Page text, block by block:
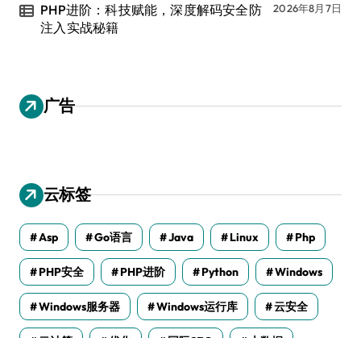
PHP进阶：科技赋能，深度解码安全防
注入实战秘籍
2026年8月7日
广告
云标签
Asp Go语言 Java Linux Php
PHP安全 PHP进阶 Python Windows
Windows服务器 Windows运行库 云安全